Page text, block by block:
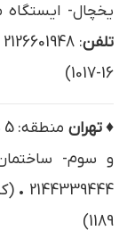
يخچال- ايستگاه
تلفن
16-1017)
♦ تهران منطقه: 5 ناحیه: 2
و سوم- ساختمان
1189)